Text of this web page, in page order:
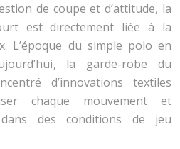
de coupe et d’attitude, la
est directement liée à la
L’époque du simple polo en
la garde-robe du
d’innovations textiles
chaque mouvement et
des conditions de jeu